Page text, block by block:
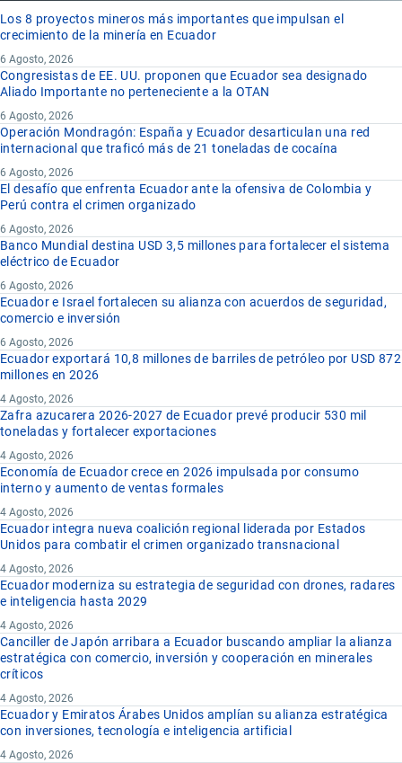
Los 8 proyectos mineros más importantes que impulsan el
crecimiento de la minería en Ecuador
6 Agosto, 2026
Congresistas de EE. UU. proponen que Ecuador sea designado
Aliado Importante no perteneciente a la OTAN
6 Agosto, 2026
Operación Mondragón: España y Ecuador desarticulan una red
internacional que traficó más de 21 toneladas de cocaína
6 Agosto, 2026
El desafío que enfrenta Ecuador ante la ofensiva de Colombia y
Perú contra el crimen organizado
6 Agosto, 2026
Banco Mundial destina USD 3,5 millones para fortalecer el sistema
eléctrico de Ecuador
6 Agosto, 2026
Ecuador e Israel fortalecen su alianza con acuerdos de seguridad,
comercio e inversión
6 Agosto, 2026
Ecuador exportará 10,8 millones de barriles de petróleo por USD 872
millones en 2026
4 Agosto, 2026
Zafra azucarera 2026-2027 de Ecuador prevé producir 530 mil
toneladas y fortalecer exportaciones
4 Agosto, 2026
Economía de Ecuador crece en 2026 impulsada por consumo
interno y aumento de ventas formales
4 Agosto, 2026
Ecuador integra nueva coalición regional liderada por Estados
Unidos para combatir el crimen organizado transnacional
4 Agosto, 2026
Ecuador moderniza su estrategia de seguridad con drones, radares
e inteligencia hasta 2029
4 Agosto, 2026
Canciller de Japón arribara a Ecuador buscando ampliar la alianza
estratégica con comercio, inversión y cooperación en minerales
críticos
4 Agosto, 2026
Ecuador y Emiratos Árabes Unidos amplían su alianza estratégica
con inversiones, tecnología e inteligencia artificial
4 Agosto, 2026